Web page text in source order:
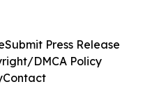
Submit Press Release
DMCA Policy
Contact